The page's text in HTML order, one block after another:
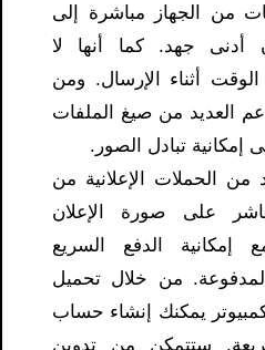
من الجهاز مباشرة إلى
أدنى جهد. كما أنها لا
أثناء الإرسال. ومن
العديد من صيغ الملفات
إمكانية تبادل الصور.
من الحملات الإعلانية من
على صورة الإعلان
إمكانية الدفع السريع
المدفوعة. من خلال تحميل
يمكنك إنشاء حساب
ستتمكن من تدوين